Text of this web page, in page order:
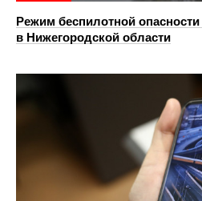
Режим беспилотной
в Нижегородской области